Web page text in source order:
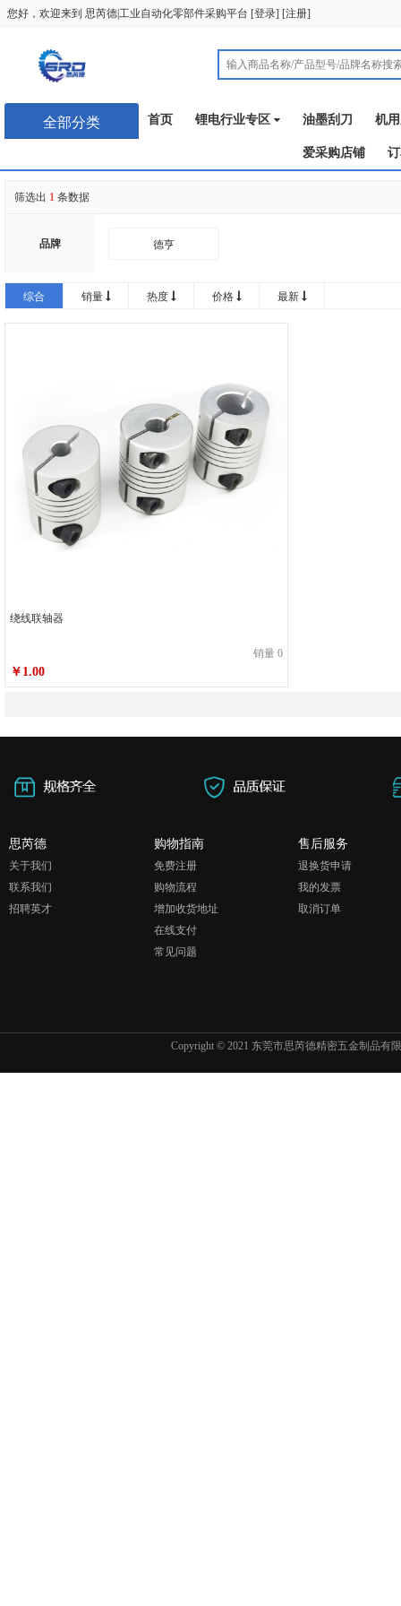
您好，欢迎来到 思芮德|工业自动化零部件采购平台 [登录] [注册]
全部分类 首页 锂电行业专区 油墨刮刀 机
爱采购店铺
筛选出 1 条数据
品牌 德亨
综合 销量 热度 价格 最新
绕线联轴器
销量 0
￥1.00
思芮德
关于我们
联系我们
招聘英才
购物指南
免费注册
购物流程
增加收货地址
在线支付
常见问题
售后服务
退换货申请
我的发票
取消订单
Copyright © 2021 东莞市思芮德精密五金制品有